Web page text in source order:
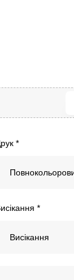
*
*
Висікання